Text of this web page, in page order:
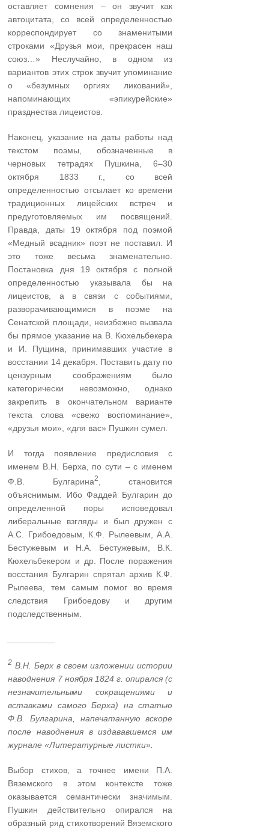
оставляет сомнения – он звучит как
автоцитата, со всей определенностью
корреспондирует со знаменитыми
строками «Друзья мои, прекрасен наш
союз…» Неслучайно, в одном из
вариантов этих строк звучит упоминание
о «безумных оргиях ликований»,
напоминающих «эпикурейские»
празднества лицеистов.
Наконец, указание на даты работы над
текстом поэмы, обозначенные в
черновых тетрадях Пушкина, 6–30
октября 1833 г., со всей
определенностью отсылает ко времени
традиционных лицейских встреч и
предуготовляемых им посвящений.
Правда, даты 19 октября под поэмой
«Медный всадник» поэт не поставил. И
это тоже весьма знаменательно.
Постановка дня 19 октября с полной
определенностью указывала бы на
лицеистов, а в связи с событиями,
разворачивающимися в поэме на
Сенатской площади, неизбежно вызвала
бы прямое указание на В. Кюхельбекера
и И. Пущина, принимавших участие в
восстании 14 декабря. Поставить дату по
цензурным соображениям было
категорически невозможно, однако
закрепить в окончательном варианте
текста слова «свежо воспоминание»,
«друзья мои», «для вас» Пушкин сумел.
И тогда появление предисловия с
именем В.Н. Берха, по сути – с именем
Ф.В. Булгарина2
, становится
объяснимым. Ибо Фаддей Булгарин до
определенной поры исповедовал
либеральные взгляды и был дружен с
А.С. Грибоедовым, К.Ф. Рылеевым, А.А.
Бестужевым и Н.А. Бестужевым, В.К.
Кюхельбекером и др. После поражения
восстания Булгарин спрятал архив К.Ф.
Рылеева, тем самым помог во время
следствия Грибоедову и другим
подследственным.
2 В.Н. Берх в своем изложении истории
наводнения 7 ноября 1824 г. опирался (с
незначительными сокращениями и
вставками самого Берха) на статью
Ф.В. Булгарина, напечатанную вскоре
после наводнения в издававшемся им
журнале «Литературные листки».
Выбор стихов, а точнее имени П.А.
Вяземского в этом контексте тоже
оказывается семантически значимым.
Пушкин действительно опирался на
образный ряд стихотворений Вяземского